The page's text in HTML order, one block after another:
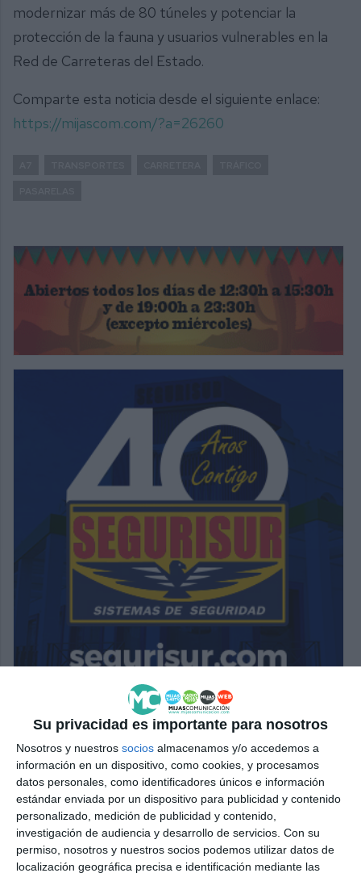
Su privacidad es importante para nosotros
Nosotros y nuestros socios almacenamos y/o accedemos a
información en un dispositivo, como cookies, y procesamos
datos personales, como identificadores únicos e información
estándar enviada por un dispositivo para publicidad y contenido
personalizado, medición de publicidad y contenido,
investigación de audiencia y desarrollo de servicios. Con su
permiso, nosotros y nuestros socios podemos utilizar datos de
localización geográfica precisa e identificación mediante las
modernizar más de 80 túneles y potenciar la
protección de la fauna y usuarios vulnerables en la
Red de Carreteras del Estado.
Comparte esta noticia desde el siguiente enlace:
https://mijascom.com/?a=26260